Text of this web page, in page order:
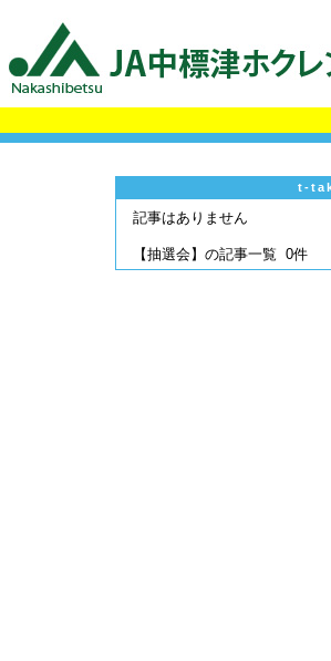
t-
記事はありません
【抽選会】の記事一覧 0件